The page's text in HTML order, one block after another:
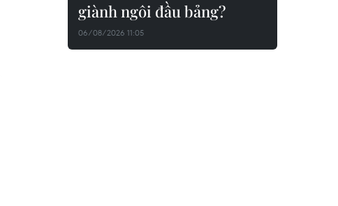
giành ngôi đầu bảng?
06/08/2026 11:05